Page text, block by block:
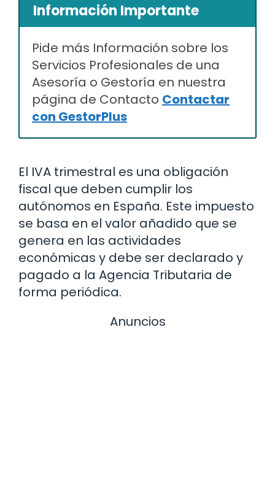
Información Importante
Pide más Información sobre los
Servicios Profesionales de una
Asesoría o Gestoría en nuestra
página de Contacto Contactar
con GestorPlus
El IVA trimestral es una obligación
fiscal que deben cumplir los
autónomos en España. Este impuesto
se basa en el valor añadido que se
genera en las actividades
económicas y debe ser declarado y
pagado a la Agencia Tributaria de
forma periódica.
Anuncios